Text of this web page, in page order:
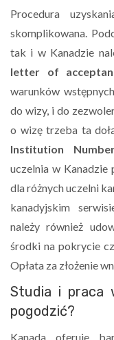
Procedura
skomplikowana.
tak i w Kanadzie
letter of
warunków
do wizy, i do
o wizę trzeba ta
Institution
uczelnia w Kanadzie
dla różnych uczelni
kanadyjskim
należy również
środki na pokrycie
Opłata za złożenie
Studia i praca
pogodzić?
Kanada oferuje